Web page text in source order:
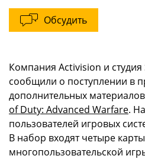
Обсудить
Компания Activision и
сообщили о поступлении в
дополнительных
of Duty: Advanced Warfare.
пользователей игровых
В набор входят четыре
многопользовательской